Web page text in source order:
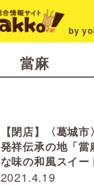
by
當麻
2021.4.19
【閉店】〈葛城
発祥伝承の地「
な味の和風スイー